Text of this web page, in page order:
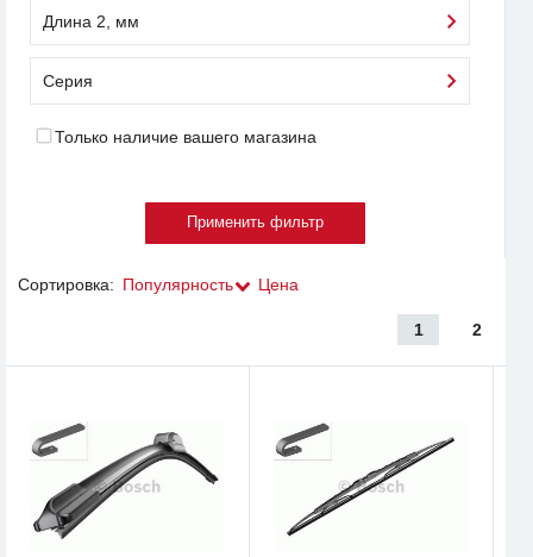
Длина 2, мм
Серия
Только наличие вашего магазина
Сортировка: Популярность Цена
1 2